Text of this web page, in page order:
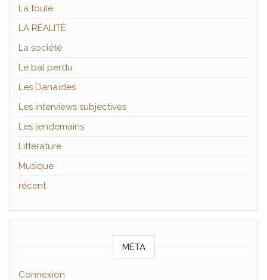
La foule
LA RÉALITÉ
La société
Le bal perdu
Les Danaïdes
Les interviews subjectives
Les lendemains
Littérature
Musique
récent
MÉTA
Connexion